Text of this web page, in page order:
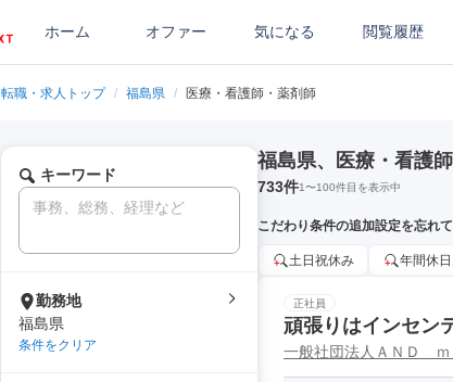
ホーム オファー 気になる 閲覧履歴
転職・求人トップ / 福島県 / 医療・看護師・薬剤師
キーワード
勤務地
福島県
条件をクリア
福島県、医療・看護
733件1〜100件目を表示中
こだわり条件の追加設定を忘れ
土日祝休み 年間休
正社員
頑張りはインセン
一般社団法人ＡＮＤ